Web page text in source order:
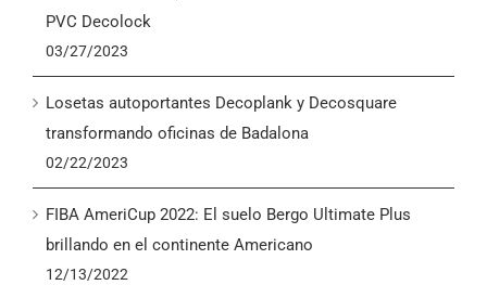
PVC Decolock
03/27/2023
Losetas autoportantes Decoplank y Decosquare
transformando oficinas de Badalona
02/22/2023
FIBA AmeriCup 2022: El suelo Bergo Ultimate Plus
brillando en el continente Americano
12/13/2022